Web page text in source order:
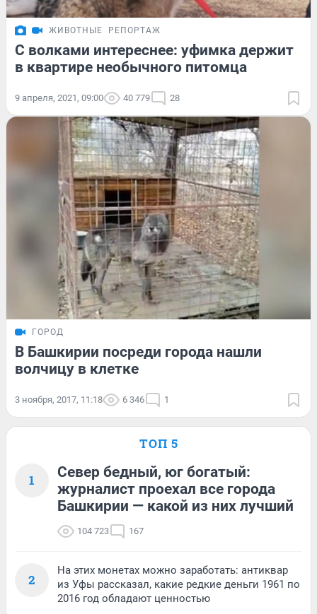
ЖИВОТНЫЕ РЕПОРТАЖ
С волками интереснее: уфимка держит
в квартире необычного питомца
9 апреля, 2021, 09:00 40 779 28
ГОРОД
В Башкирии посреди города нашли
волчицу в клетке
3 ноября, 2017, 11:18 6 346 1
ТОП 5
1
Север бедный, юг богатый:
журналист проехал все города
Башкирии — какой из них лучший
104 723 167
2
На этих монетах можно заработать: антиквар
из Уфы рассказал, какие редкие деньги 1961 по
2016 год обладают ценностью